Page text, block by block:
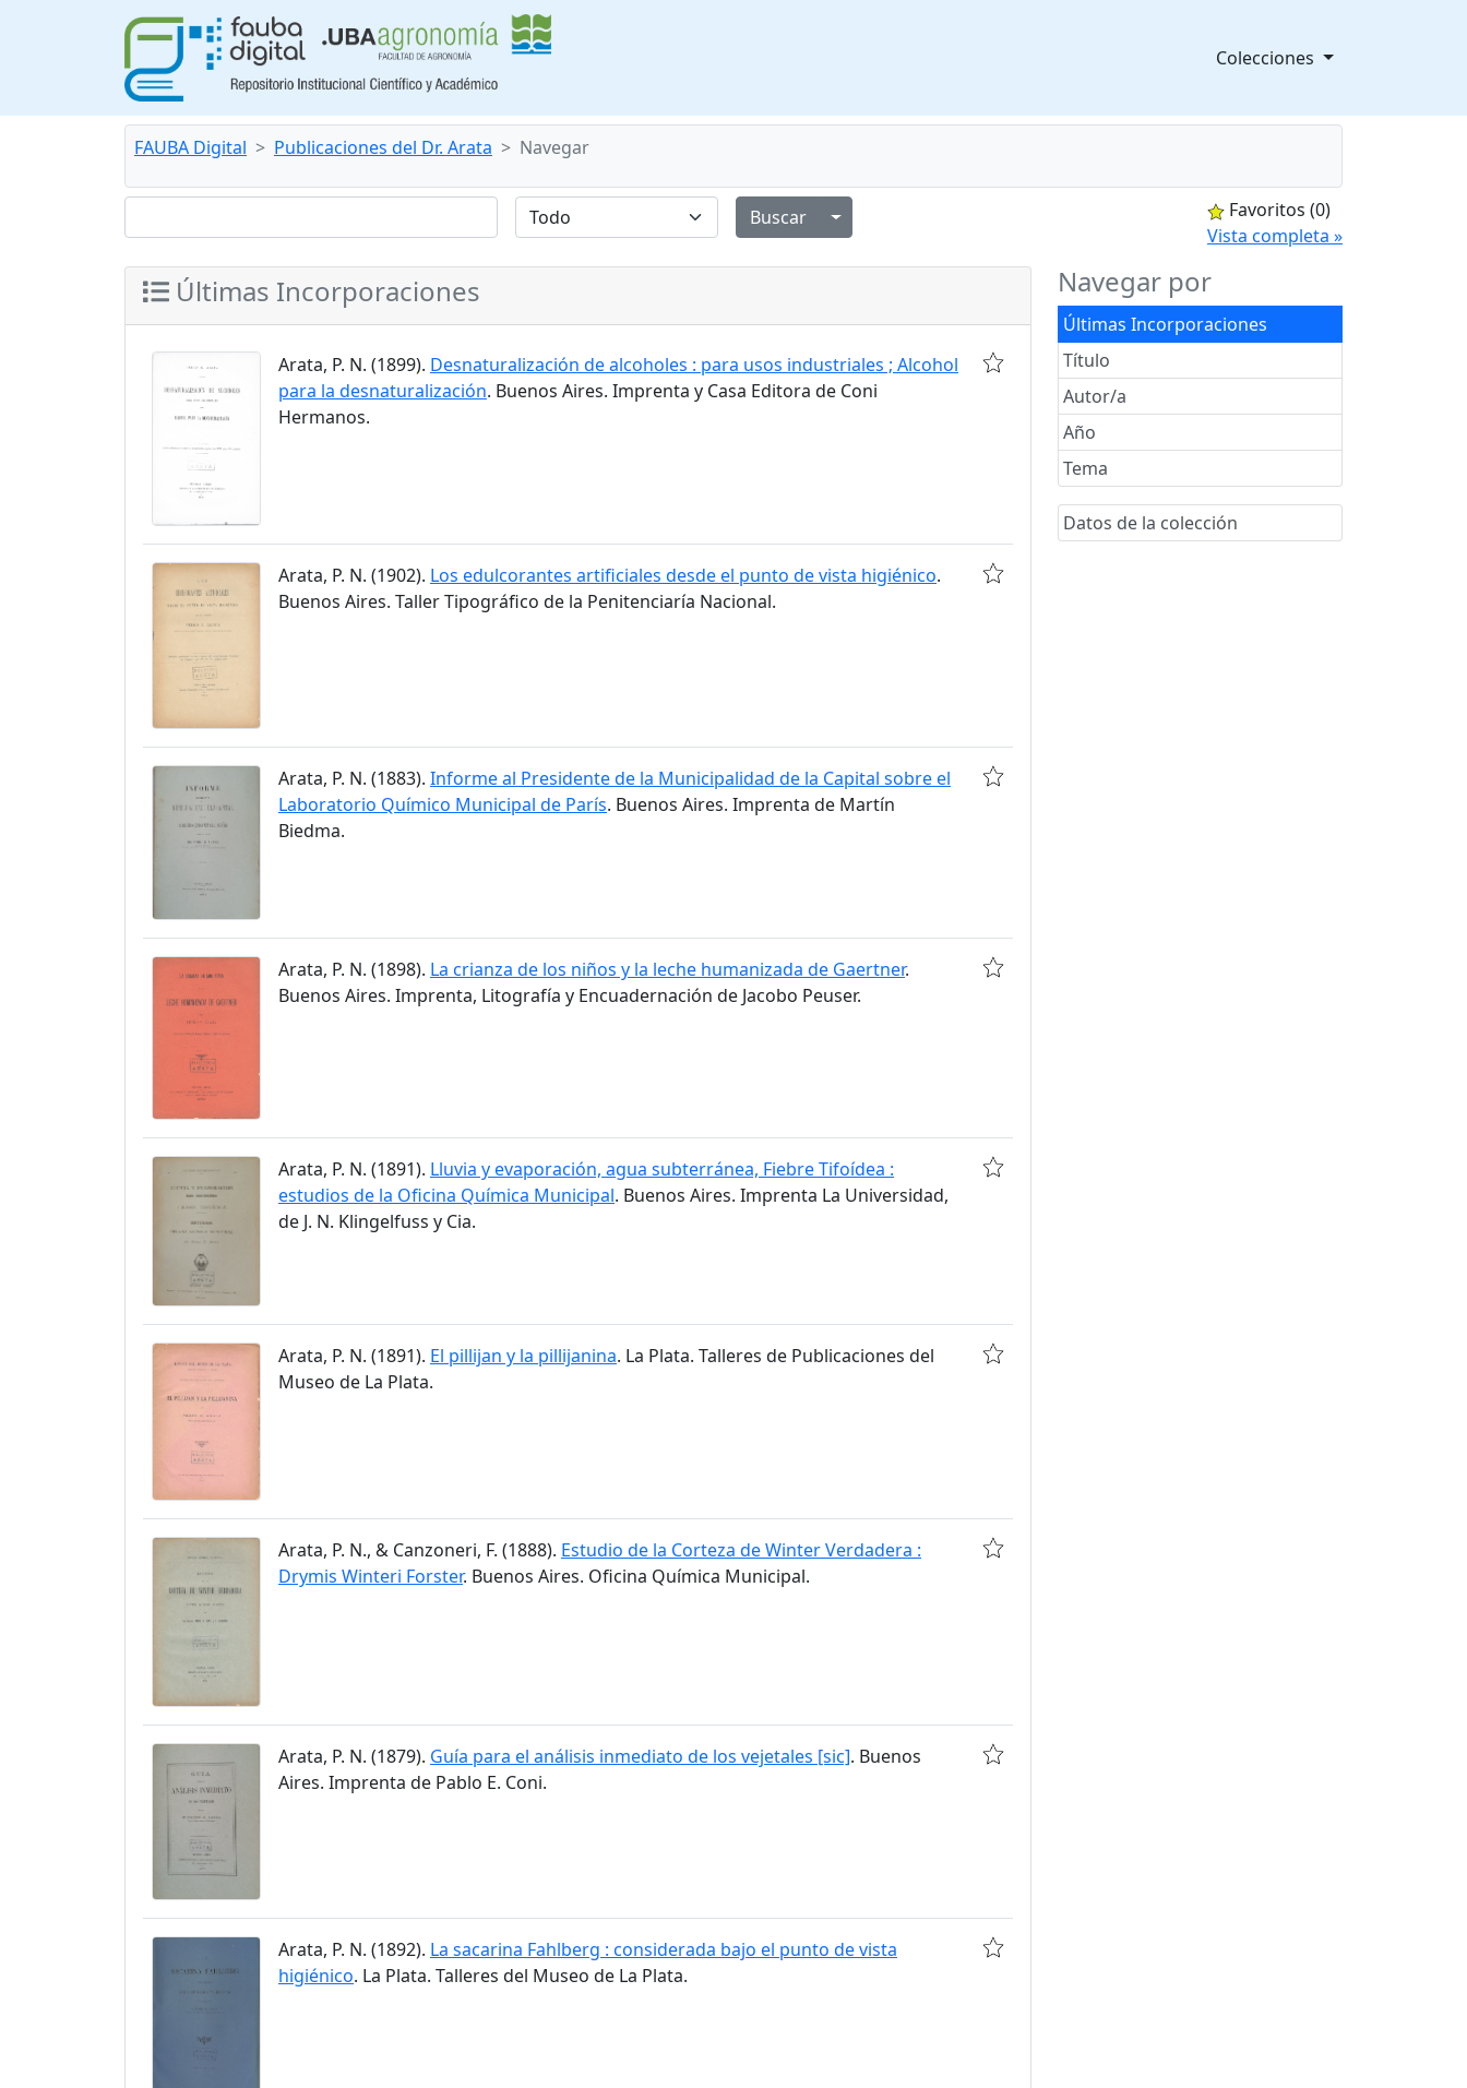
Colecciones
FAUBA Digital Publicaciones del Dr. Arata Navegar
Alternar menú desplegable
Favoritos (0)
Vista completa »
Navegar por
Últimas Incorporaciones
Título
Autor/a
Año
Tema
Datos de la colección
Últimas Incorporaciones
Arata, P. N. (1899). Desnaturalización de alcoholes : para usos industriales ; Alcohol
para la desnaturalización. Buenos Aires. Imprenta y Casa Editora de Coni
Hermanos.
Arata, P. N. (1902). Los edulcorantes artificiales desde el punto de vista higiénico.
Buenos Aires. Taller Tipográfico de la Penitenciaría Nacional.
Arata, P. N. (1883). Informe al Presidente de la Municipalidad de la Capital sobre el
Laboratorio Químico Municipal de París. Buenos Aires. Imprenta de Martín
Biedma.
Arata, P. N. (1898). La crianza de los niños y la leche humanizada de Gaertner.
Buenos Aires. Imprenta, Litografía y Encuadernación de Jacobo Peuser.
Arata, P. N. (1891). Lluvia y evaporación, agua subterránea, Fiebre Tifoídea :
estudios de la Oficina Química Municipal. Buenos Aires. Imprenta La Universidad,
de J. N. Klingelfuss y Cia.
Arata, P. N. (1891). El pillijan y la pillijanina. La Plata. Talleres de Publicaciones del
Museo de La Plata.
Arata, P. N., & Canzoneri, F. (1888). Estudio de la Corteza de Winter Verdadera :
Drymis Winteri Forster. Buenos Aires. Oficina Química Municipal.
Arata, P. N. (1879). Guía para el análisis inmediato de los vejetales [sic]. Buenos
Aires. Imprenta de Pablo E. Coni.
Arata, P. N. (1892). La sacarina Fahlberg : considerada bajo el punto de vista
higiénico. La Plata. Talleres del Museo de La Plata.